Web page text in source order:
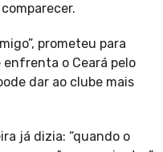
prometeu para
o Ceará pelo
dar ao clube mais
já dizia: “quando o